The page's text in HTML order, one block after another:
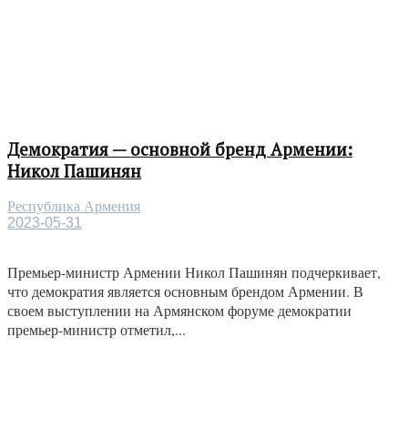
Демократия — основной бренд Армении:
Никол Пашинян
Республика Армения
2023-05-31
Премьер-министр Армении Никол Пашинян подчеркивает,
что демократия является основным брендом Армении. В
своем выступлении на Армянском форуме демократии
премьер-министр отметил,...